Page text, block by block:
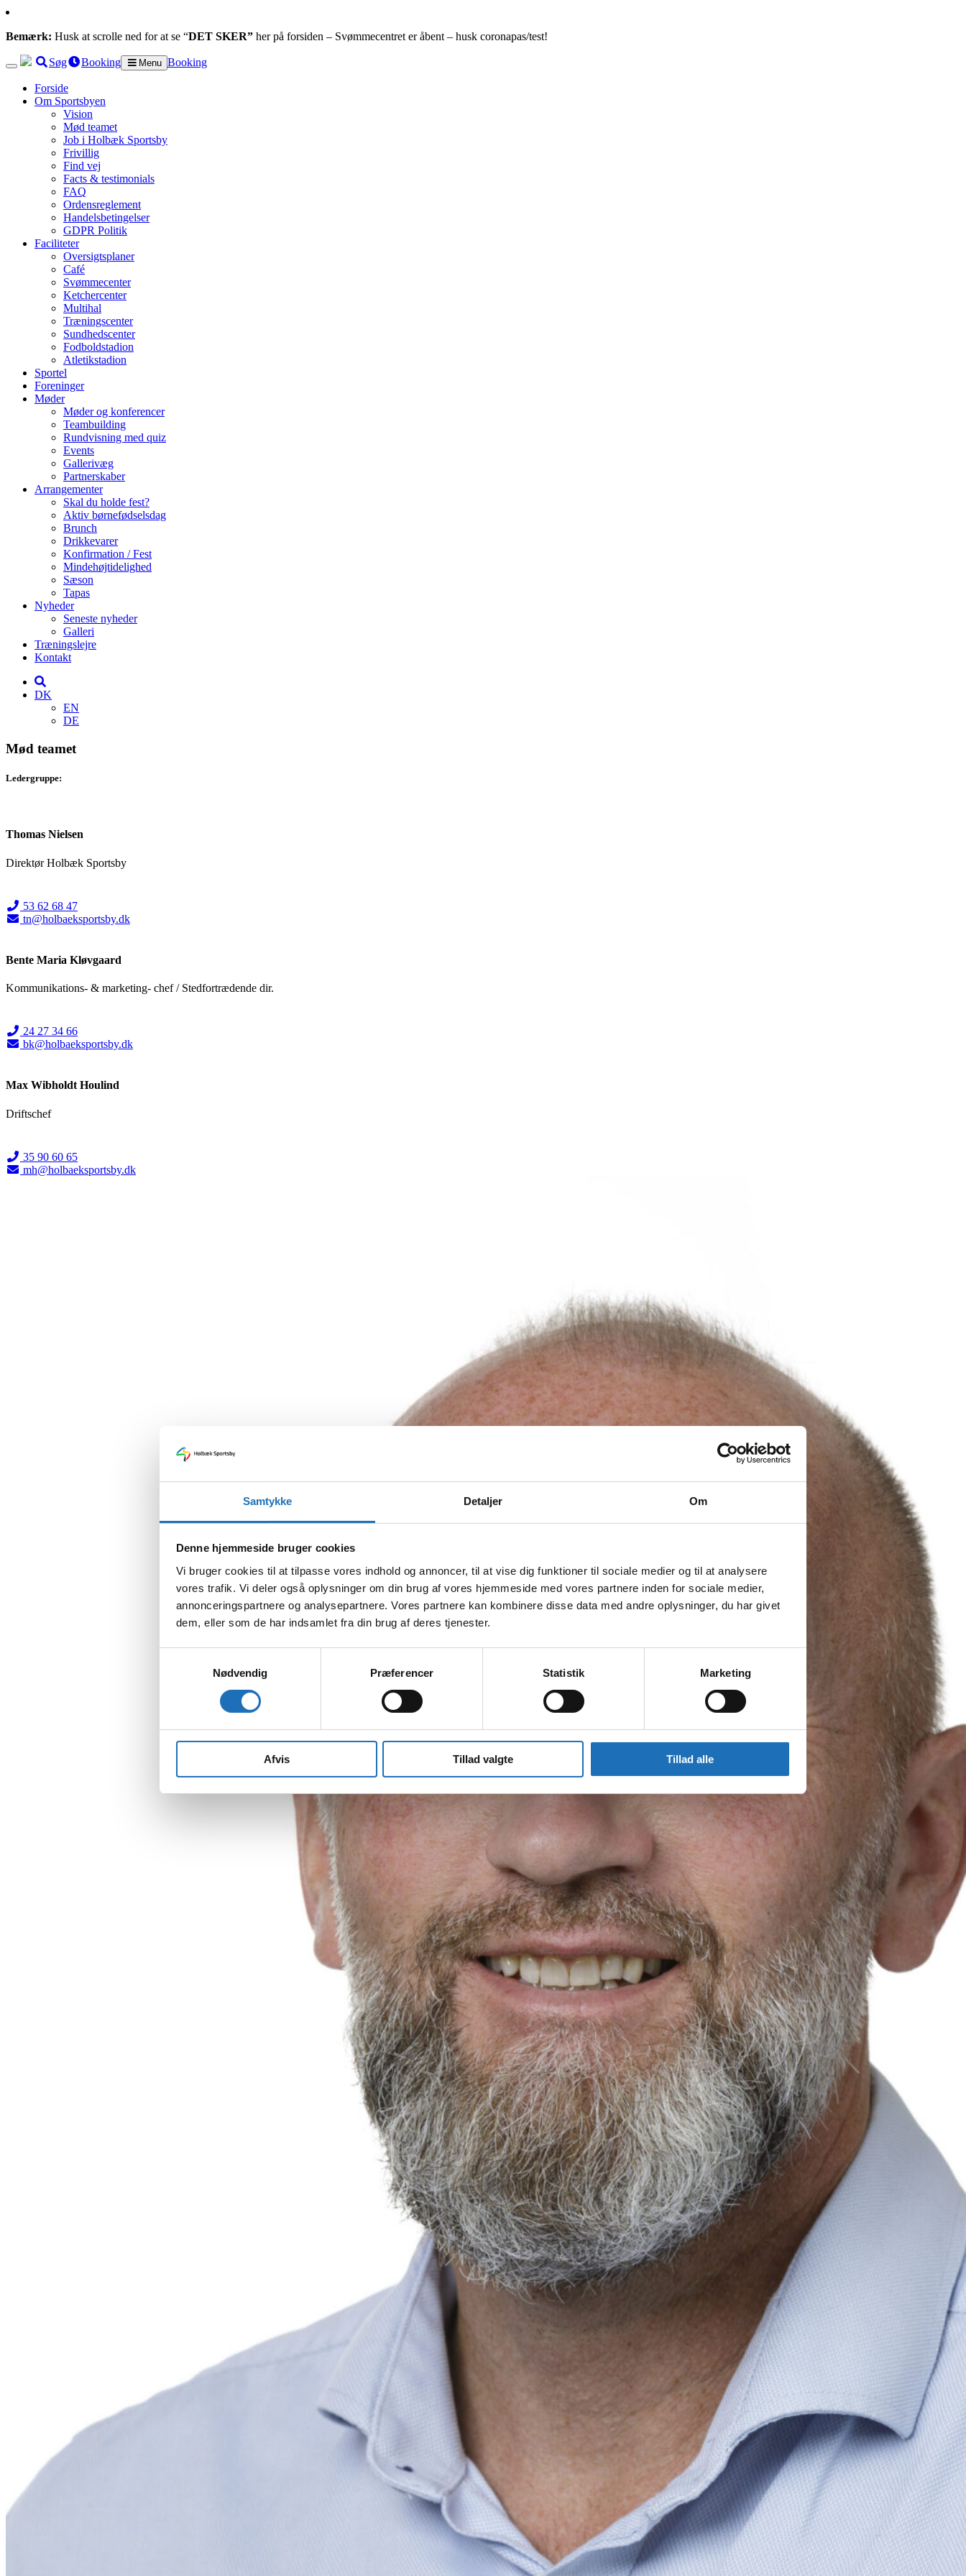
Samtykke Detaljer Om
Denne hjemmeside bruger cookies
Vi bruger cookies til at tilpasse vores indhold og annoncer, til at vise dig funktioner til sociale medier og til at analysere
vores trafik. Vi deler også oplysninger om din brug af vores hjemmeside med vores partnere inden for sociale medier,
annonceringspartnere og analysepartnere. Vores partnere kan kombinere disse data med andre oplysninger, du har givet
dem, eller som de har indsamlet fra din brug af deres tjenester.
Nødvendig
Præferencer Statistik Marketing
Afvis Tillad valgte Tillad alle
Bemærk: Husk at scrolle ned for at se “DET SKER” her på forsiden – Svømmecentret er åbent – husk coronapas/test!
Søg Booking Menu Booking
Forside
Om Sportsbyen
Vision
Mød teamet
Job i Holbæk Sportsby
Frivillig
Find vej
Facts & testimonials
FAQ
Ordensreglement
Handelsbetingelser
GDPR Politik
Faciliteter
Oversigtsplaner
Café
Svømmecenter
Ketchercenter
Multihal
Træningscenter
Sundhedscenter
Fodboldstadion
Atletikstadion
Sportel
Foreninger
Møder
Møder og konferencer
Teambuilding
Rundvisning med quiz
Events
Gallerivæg
Partnerskaber
Arrangementer
Skal du holde fest?
Aktiv børnefødselsdag
Brunch
Drikkevarer
Konfirmation / Fest
Mindehøjtidelighed
Sæson
Tapas
Nyheder
Seneste nyheder
Galleri
Træningslejre
Kontakt
DK
EN
DE
Mød teamet
Ledergruppe:
Thomas Nielsen
Direktør Holbæk Sportsby
53 62 68 47
tn@holbaeksportsby.dk
Bente Maria Kløvgaard
Kommunikations- & marketing- chef / Stedfortrædende dir.
24 27 34 66
bk@holbaeksportsby.dk
Max Wibholdt Houlind
Driftschef
35 90 60 65
mh@holbaeksportsby.dk